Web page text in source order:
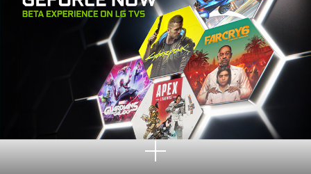
Узна
ть